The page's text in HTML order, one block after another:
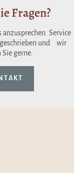
Fragen?
Service
und wir
Sie gerne.